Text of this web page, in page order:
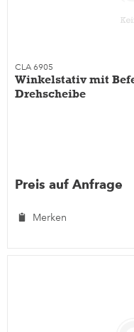
CLA 6905
Winkelstativ mit
Drehscheibe
Preis auf Anfrage
Merken